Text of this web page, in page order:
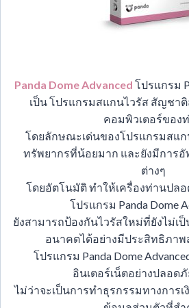
Panda Dome Advanced โปรแกรม
เป็น โปรแกรมสแกนไวรัส สัญชาติ
คอมพิวเตอร์ของ
โดยลักษณะเด่นของโปรแกรมสแ
ทรัพยากรที่น้อยมาก และยังมีการ
ต่างๆ
โดยอัตโนมัติ ทำให้เครื่องท่านปล
โปรแกรม Panda Dome
ยังสามารถป้องกันไวรัสใหม่ที่ยังไม่เ
อนาคตได้อย่างมีประสิทธิภา
โปรแกรม Panda Dome
อินเตอร์เน็ตอย่างปลอด
ไม่ว่าจะเป็นการทำธุรกรรมทางการ